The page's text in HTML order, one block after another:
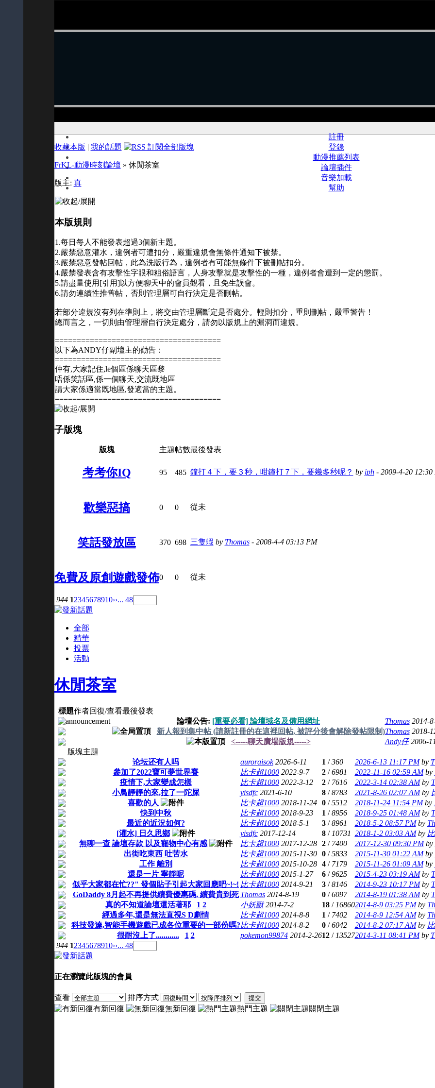
註冊
登錄
動漫推薦列表
論壇插件
音樂加載
幫助
收藏本版 | 我的話題
FrKL-動漫時刻論壇 » 休閒茶室
版主: 真
本版規則
1.每日每人不能發表超過3個新主題。
2.嚴禁惡意灌水，違例者可遭扣分，嚴重違規會無條件通知下被禁。
3.嚴禁惡意發帖回帖，此為洗版行為，違例者有可能無條件下被刪帖扣分。
4.嚴禁發表含有攻擊性字眼和粗俗語言，人身攻擊就是攻擊性的一種，違例者會遭到一定的懲罰。
5.請盡量使用[引用]以方便聊天中的會員觀看，且免生誤會。
6.請勿連續性推舊帖，否則管理層可自行決定是否刪帖。
若部分違規沒有列在準則上，將交由管理層斷定是否處分。輕則扣分，重則刪帖，嚴重警告！
總而言之，一切則由管理層自行決定處分，請勿以版規上的漏洞而違規。
======================================
以下為ANDY仔副壇主的勸告：
======================================
仲有,大家記住,le個區係聊天區黎
唔係笑話區,係一個聊天,交流既地區
請大家係適當既地區,發適當的主題。
======================================
子版塊
版塊 主題帖數最後發表
考考你IQ 95 485 鐘打４下，要３秒，咁鐘打７下，要幾多秒呢？ by iph- 2009-4-20 12:30
歡樂惡搞 0 0 從未
笑話發放區 370 698 三隻蝦 by Thomas- 2008-4-4 03:13 PM
免費及原創遊戲發佈0 0 從未
944 12345678910››... 48
全部
精華
投票
活動
休閒茶室
標題作者回復/查看最後發表
論壇公告: [重要必看] 論壇域名及備用網址 Thomas 2014-
新人報到集中帖 (請新註冊的在這裡回帖, 被評分後會解除發帖限制)Thomas 2018-
<-----聊天廣場版規----->
Andy仔 2006-
版塊主題
论坛还有人吗
auroraisok 2026-6-11 1 /360 2026-6-13 11:17 PM by
參加了2022寶可夢世界賽
比卡超1000 2022-9-7 2/6981 2022-11-16 02:59 AM by
疫情下,大家變成怎樣
比卡超1000 2022-3-12 2/ 7616 2022-3-14 02:38 AM by
小鳥靜靜的來,拉了一陀屎
yisdfc 2021-6-10 8/8783 2021-8-26 02:07 AM by
喜歡的人
比卡超1000 2018-11-24 0/5512 2018-11-24 11:54 PM by
快到中秋
比卡超1000 2018-9-23 1 /8956 2018-9-25 01:48 AM by
最近的近況如何?
比卡超1000 2018-5-1 3/8961 2018-5-2 08:57 PM by
[灌水] 日久思鄉
yisdfc 2017-12-14 8/ 10731 2018-1-2 03:03 AM by
無聊一查 論壇存款 以及寵物中心有感
比卡超1000 2017-12-28 2/ 7400 2017-12-30 09:30 PM by
出街吃東西 吐苦水
比卡超1000 2015-11-30 0/5833 2015-11-30 01:22 AM by
工作 離別
比卡超1000 2015-10-28 4/ 7179 2015-11-26 01:09 AM by
還是一片 寧靜呢
比卡超1000 2015-1-27 6/9625 2015-4-23 03:19 AM by
似乎大家都在忙??" 發個貼子引起大家回應吧~!~! 比卡超1000 2014-9-21 3/8146 2014-9-23 10:17 PM by
GoDaddy 8月起不再提供續費優惠碼, 續費貴到死 Thomas 2014-8-19 0/6097 2014-8-19 01:38 AM by
真的不知道論壇還活著耶
1 2 小妖獸 2014-7-2 18/ 168602014-8-9 03:25 PM by
經過多年,還是無法直視S D劇情
比卡超1000 2014-8-8 1 / 7402 2014-8-9 12:54 AM by
科技發達,智能手機遊戲已成各位重要的一部份嗎?比卡超1000 2014-8-2 0/6042 2014-8-2 07:17 AM by
很耐沒上了............
1 2 pokemon99874 2014-2-2612/ 135272014-3-11 08:41 PM by
944 12345678910››... 48
正在瀏覽此版塊的會員
查看 排序方式 提交
有新回復 無新回復 熱門主題 關閉主題